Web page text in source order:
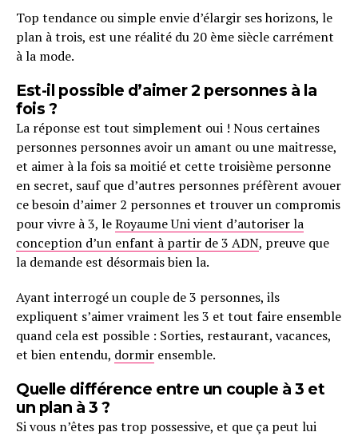
Top tendance ou simple envie d’élargir ses horizons, le
plan à trois, est une réalité du 20 ème siècle carrément
à la mode.
Est-il possible d’aimer 2 personnes à la
fois ?
La réponse est tout simplement oui ! Nous certaines
personnes personnes avoir un amant ou une maitresse,
et aimer à la fois sa moitié et cette troisième personne
en secret, sauf que d’autres personnes préfèrent avouer
ce besoin d’aimer 2 personnes et trouver un compromis
pour vivre à 3, leRoyaume Uni vient d’autoriser la
conception d’un enfant à partir de 3 ADN, preuve que
la demande est désormais bien la.
Ayant interrogé un couple de 3 personnes, ils
expliquent s’aimer vraiment les 3 et tout faire ensemble
quand cela est possible : Sorties, restaurant, vacances,
et bien entendu, dormir ensemble.
Quelle différence entre un couple à 3 et
un plan à 3 ?
Si vous n’êtes pas trop possessive, et que ça peut lui